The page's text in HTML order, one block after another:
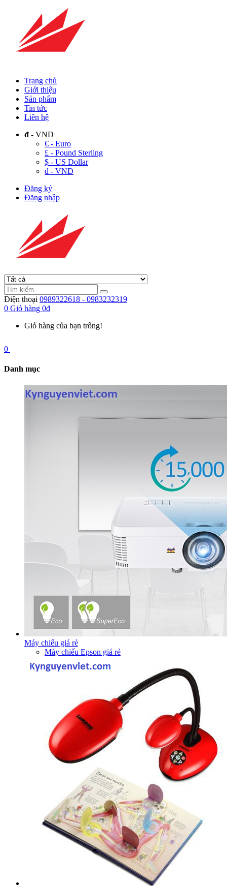
Trang chủ
Giới thiệu
Sản phẩm
Tin tức
Liên hệ
đ - VND
€ - Euro
£ - Pound Sterling
$ - US Dollar
đ - VND
Đăng ký
Đăng nhập
Điện thoại 0989322618 - 0983232319
0 Giỏ hàng 0đ
Giỏ hàng của bạn trống!
0
Danh mục
Máy chiếu giá rẻ
Máy chiếu Epson giá rẻ